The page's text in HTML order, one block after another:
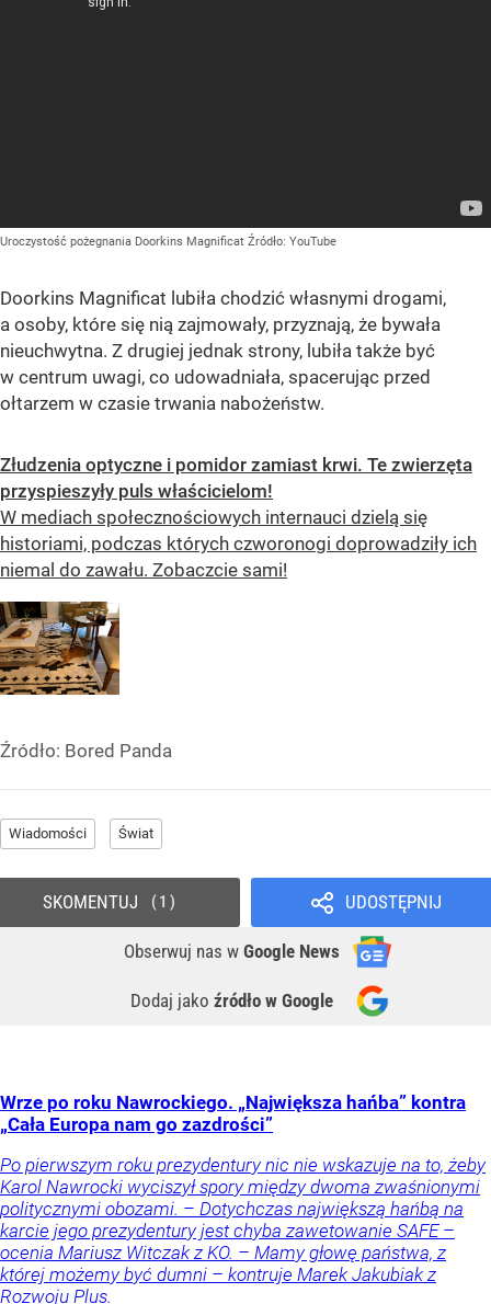
Uroczystość pożegnania Doorkins Magnificat Źródło: YouTube
Doorkins Magnificat lubiła chodzić własnymi drogami,
a osoby, które się nią zajmowały, przyznają, że bywała
nieuchwytna. Z drugiej jednak strony, lubiła także być
w centrum uwagi, co udowadniała, spacerując przed
ołtarzem w czasie trwania nabożeństw.
Złudzenia optyczne i pomidor zamiast krwi. Te zwierzęta
przyspieszyły puls właścicielom!
W mediach społecznościowych internauci dzielą się
historiami, podczas których czworonogi doprowadziły ich
niemal do zawału. Zobaczcie sami!
Źródło: Bored Panda
Wiadomości Świat
UDOSTĘPNIJ
Obserwuj nas w Google News
Dodaj jako źródło w Google
SKOMENTUJ 1
Wrze po roku Nawrockiego. „Największa hańba” kontra
„Cała Europa nam go zazdrości”
Po pierwszym roku prezydentury nic nie wskazuje na to, żeby
Karol Nawrocki wyciszył spory między dwoma zwaśnionymi
politycznymi obozami. – Dotychczas największą hańbą na
karcie jego prezydentury jest chyba zawetowanie SAFE –
ocenia Mariusz Witczak z KO. – Mamy głowę państwa, z
której możemy być dumni – kontruje Marek Jakubiak z
Rozwoju Plus.